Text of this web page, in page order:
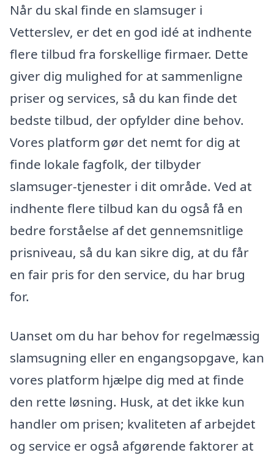
Når du skal finde en slamsuger i
Vetterslev, er det en god idé at indhente
flere tilbud fra forskellige firmaer. Dette
giver dig mulighed for at sammenligne
priser og services, så du kan finde det
bedste tilbud, der opfylder dine behov.
Vores platform gør det nemt for dig at
finde lokale fagfolk, der tilbyder
slamsuger-tjenester i dit område. Ved at
indhente flere tilbud kan du også få en
bedre forståelse af det gennemsnitlige
prisniveau, så du kan sikre dig, at du får
en fair pris for den service, du har brug
for.
Uanset om du har behov for regelmæssig
slamsugning eller en engangsopgave, kan
vores platform hjælpe dig med at finde
den rette løsning. Husk, at det ikke kun
handler om prisen; kvaliteten af arbejdet
og service er også afgørende faktorer at